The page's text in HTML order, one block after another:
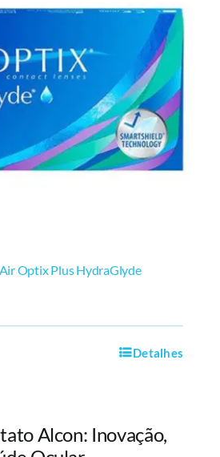
Optix Plus HydraGlyde
Detalhes
Alcon: Inovação,